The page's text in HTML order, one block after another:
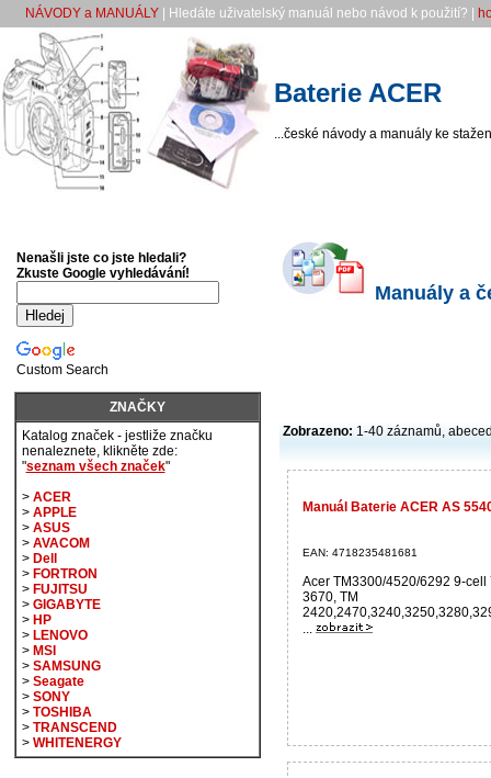
NÁVODY a MANUÁLY | Hledáte uživatelský manuál nebo návod k použití? |
Baterie ACER
...české návody a manuály ke
Manuály a
Zobrazeno: 1-40 záznamů,
Manuál Baterie ACER AS
EAN: 4718235481681
Acer TM3300/4520/6292 9-
3670, TM
...
Nenašli jste co jste hledali?
Zkuste Google vyhledávání!
Custom Search
ZNAČKY
Katalog značek - jestliže značku
nenaleznete, klikněte zde:
"seznam všech značek"
> ACER
> APPLE
> ASUS
> AVACOM
> Dell
> FORTRON
> FUJITSU
> GIGABYTE
> HP
> LENOVO
> MSI
> SAMSUNG
> Seagate
> SONY
> TOSHIBA
> TRANSCEND
> WHITENERGY